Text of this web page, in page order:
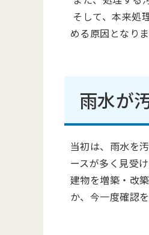
そして、本来処
める原因となりま
雨水が
当初は、雨水を
ースが多く見受け
建物を増築・改
か、今一度確認